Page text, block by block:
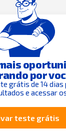
por
grátis de 14 dias
e acessar
teste grátis